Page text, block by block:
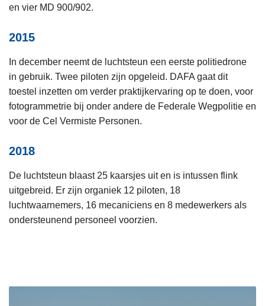
en vier MD 900/902.
2015
In december neemt de luchtsteun een eerste politiedrone
in gebruik. Twee piloten zijn opgeleid. DAFA gaat dit
toestel inzetten om verder praktijkervaring op te doen, voor
fotogrammetrie bij onder andere de Federale Wegpolitie en
voor de Cel Vermiste Personen.
2018
De luchtsteun blaast 25 kaarsjes uit en is intussen flink
uitgebreid. Er zijn organiek 12 piloten, 18
luchtwaarnemers, 16 mecaniciens en 8 medewerkers als
ondersteunend personeel voorzien.